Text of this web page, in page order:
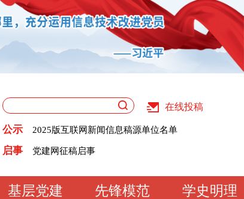
在线投稿
公示
关于版权和用稿问题的声明
2025版互联网新闻信息稿源单位名单
关于版权和用稿问题的声明
启事
《党建》杂志征稿启事
党建网征稿启事
党建网征稿启事
基层党建 先锋模范
学史明理